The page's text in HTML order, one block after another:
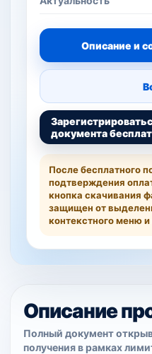
Описание и
документа
После бесплатного
подтверждения
кнопка скачивания
защищен от
контекстного меню и
Описание
Полный документ
получения в рамках